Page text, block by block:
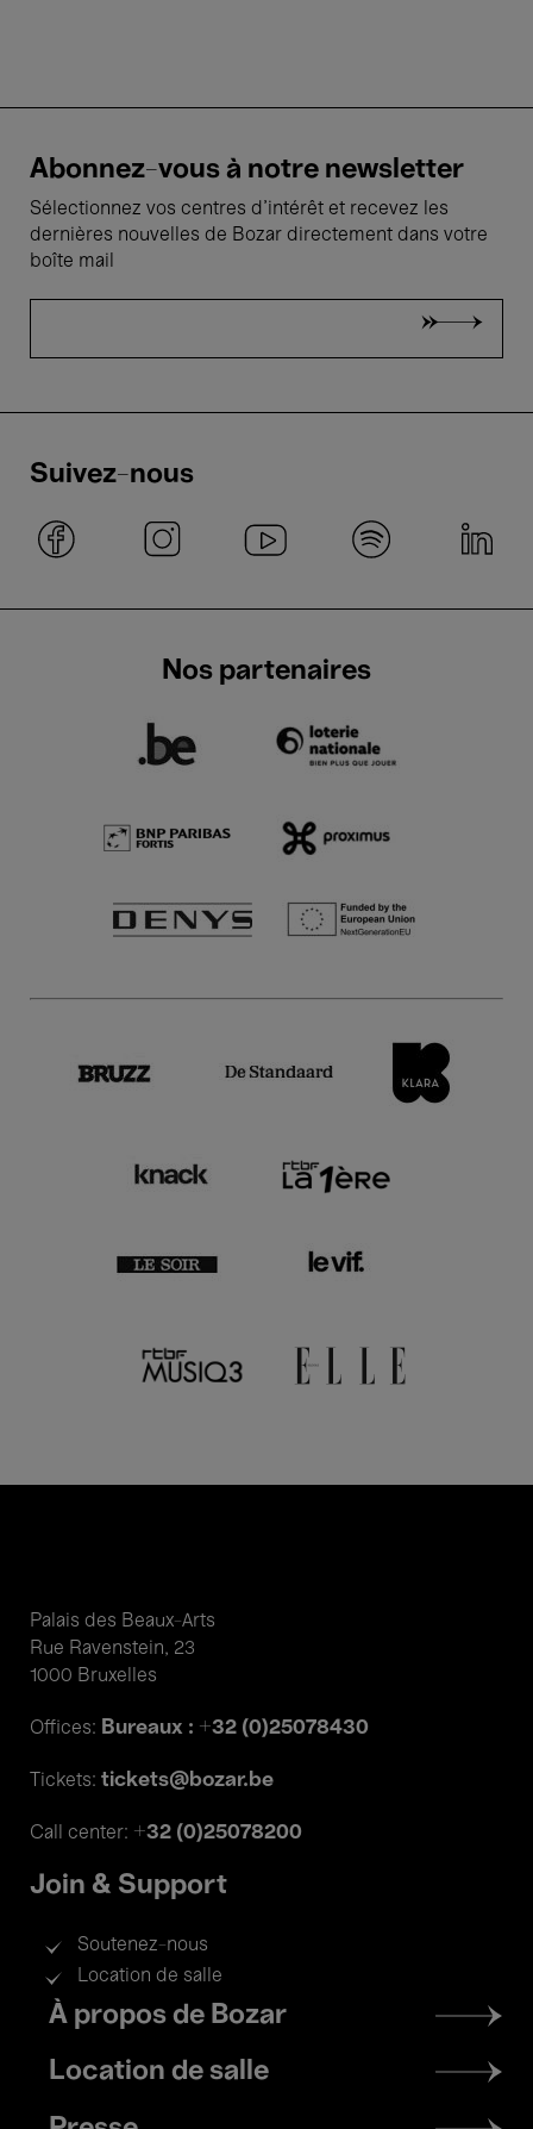
Abonnez-vous à notre newsletter
Sélectionnez vos centres d'intérêt et recevez les
dernières nouvelles de Bozar directement dans votre
boîte mail
Suivez-nous
Nos partenaires
Palais des Beaux-Arts
Rue Ravenstein, 23
1000 Bruxelles
Offices: Bureaux : +32 (0)25078430
Tickets: tickets@bozar.be
Call center: +32 (0)25078200
Join & Support
Soutenez-nous
Location de salle
Footer
menu
À propos de Bozar
Location de salle